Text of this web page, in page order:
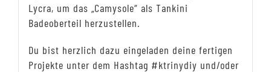
Lycra, um das „Camysole“ als Tankini
Badeoberteil herzustellen.
Du bist herzlich dazu eingeladen deine fertigen
Projekte unter dem Hashtag #ktrinydiy und/oder